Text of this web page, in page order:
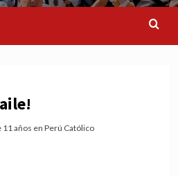
11 años en Perú Católico